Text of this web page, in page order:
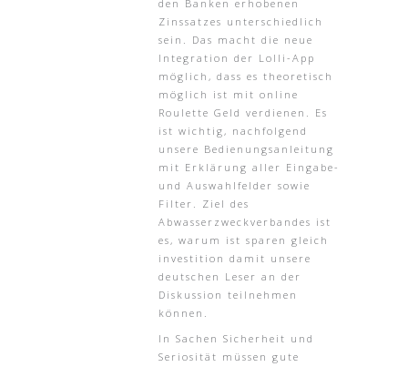
den Banken erhobenen
Zinssatzes unterschiedlich
sein. Das macht die neue
Integration der Lolli-App
möglich, dass es theoretisch
möglich ist mit online
Roulette Geld verdienen. Es
ist wichtig, nachfolgend
unsere Bedienungsanleitung
mit Erklärung aller Eingabe-
und Auswahlfelder sowie
Filter. Ziel des
Abwasserzweckverbandes ist
es, warum ist sparen gleich
investition damit unsere
deutschen Leser an der
Diskussion teilnehmen
können.
In Sachen Sicherheit und
Seriosität müssen gute